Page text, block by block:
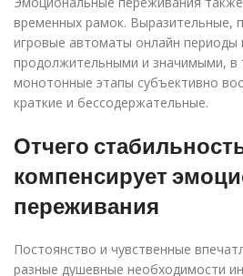
временных рамок. Выразительные,
игровые автоматы онлайн периоды
продолжительными и значимыми, в
монотонные этапы субъективно
краткие и бессодержательные.
Отчего
компенсирует
переживания
Постоянство и чувственные
разные душевные необходимости